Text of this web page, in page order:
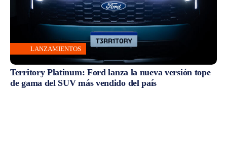
LANZAMIENTOS
Territory Platinum: Ford lanza la nueva versión tope
de gama del SUV más vendido del país